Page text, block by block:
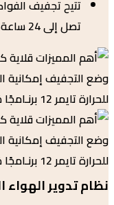
تجفيف الفواكه،
مما يوفر خيارات إضافية لتحضير الأطعمة.
الهواء السريع